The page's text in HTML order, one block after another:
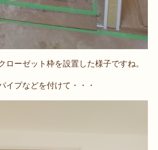
ローゼット枠を設置した様子ですね。
イプなどを付けて・・・